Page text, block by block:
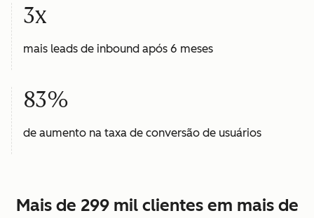
3x
mais leads de inbound após 6 meses
83%
de aumento na taxa de conversão de usuários
Mais de 299 mil clientes em mais de